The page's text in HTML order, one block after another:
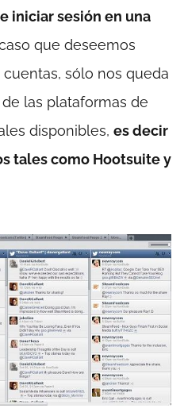
iniciar sesión en una
que deseemos
sólo nos queda
las plataformas de
disponibles, es decir
tales como Hootsuite y